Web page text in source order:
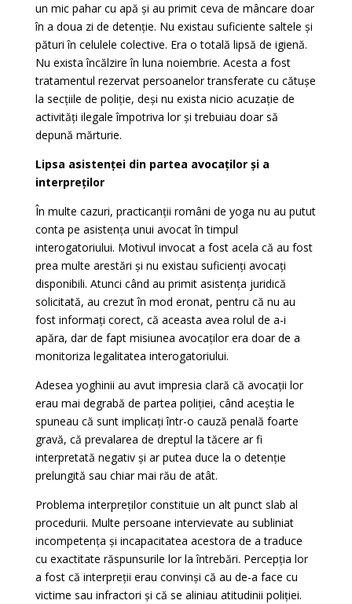
un mic pahar cu apă și au primit ceva de mâncare doar
în a doua zi de detenție. Nu existau suficiente saltele și
pături în celulele colective. Era o totală lipsă de igienă.
Nu exista încălzire în luna noiembrie. Acesta a fost
tratamentul rezervat persoanelor transferate cu cătușe
la secțiile de poliție, deși nu exista nicio acuzație de
activități ilegale împotriva lor și trebuiau doar să
depună mărturie.
Lipsa asistenței din partea avocaților și a
interpreților
În multe cazuri, practicanții români de yoga nu au putut
conta pe asistența unui avocat în timpul
interogatoriului. Motivul invocat a fost acela că au fost
prea multe arestări și nu existau suficienți avocați
disponibili. Atunci când au primit asistența juridică
solicitată, au crezut în mod eronat, pentru că nu au
fost informați corect, că aceasta avea rolul de a-i
apăra, dar de fapt misiunea avocaților era doar de a
monitoriza legalitatea interogatoriului.
Adesea yoghinii au avut impresia clară că avocații lor
erau mai degrabă de partea poliției, când aceștia le
spuneau că sunt implicați într-o cauză penală foarte
gravă, că prevalarea de dreptul la tăcere ar fi
interpretată negativ și ar putea duce la o detenție
prelungită sau chiar mai rău de atât.
Problema interpreților constituie un alt punct slab al
procedurii. Multe persoane intervievate au subliniat
incompetența și incapacitatea acestora de a traduce
cu exactitate răspunsurile lor la întrebări. Percepția lor
a fost că interpreții erau convinși că au de-a face cu
victime sau infractori și că se aliniau atitudinii poliției.